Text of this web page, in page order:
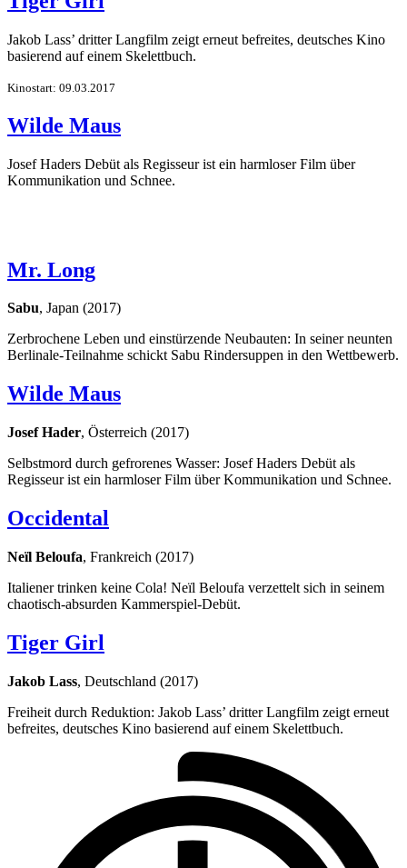
Jakob Lass’ dritter Langfilm zeigt erneut befreites, deutsches Kino
basierend auf einem Skelettbuch.
Kinostart: 09.03.2017
Wilde Maus
Josef Haders Debüt als Regisseur ist ein harmloser Film über
Kommunikation und Schnee.
Mr. Long
Sabu, Japan (2017)
Zerbrochene Leben und einstürzende Neubauten: In seiner neunten
Berlinale-Teilnahme schickt Sabu Rindersuppen in den Wettbewerb.
Wilde Maus
Josef Hader, Österreich (2017)
Selbstmord durch gefrorenes Wasser: Josef Haders Debüt als
Regisseur ist ein harmloser Film über Kommunikation und Schnee.
Occidental
Neïl Beloufa, Frankreich (2017)
Italiener trinken keine Cola! Neïl Beloufa verzettelt sich in seinem
chaotisch-absurden Kammerspiel-Debüt.
Tiger Girl
Jakob Lass, Deutschland (2017)
Freiheit durch Reduktion: Jakob Lass’ dritter Langfilm zeigt erneut
befreites, deutsches Kino basierend auf einem Skelettbuch.